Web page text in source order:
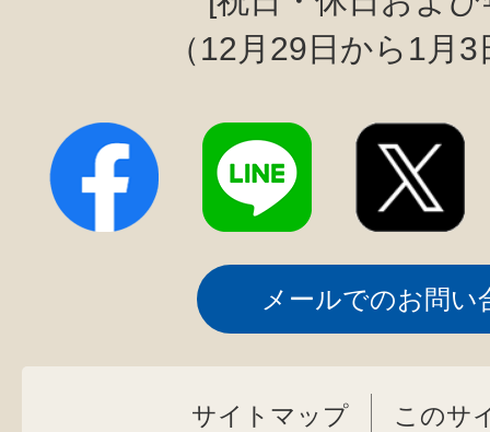
（12月29日から1月
メールでのお問い
サイトマップ このサ